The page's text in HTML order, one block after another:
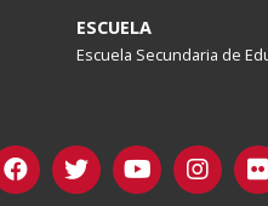
ESCUELA
Escuela Secundaria de